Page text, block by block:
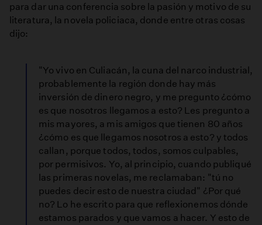
para dar una conferencia sobre la pasión y motivo de su
literatura, la novela policiaca, donde entre otras cosas
dijo:
"Yo vivo en Culiacán, la cuna del narco industrial,
probablemente la región donde hay más
inversión de dinero negro, y me pregunto ¿cómo
es que nosotros llegamos a esto? Les pregunto a
mis mayores, a mis amigos que tienen 80 años
¿cómo es que llegamos nosotros a esto? y todos
callan, porque todos, todos, somos culpables,
por permisivos. Yo, al principio, cuando publiqué
las primeras novelas, me reclamaban: "tú no
puedes decir esto de nuestra ciudad" ¿Por qué
no? Lo he escrito para que reflexionemos dónde
estamos parados y que vamos a hacer. Y esto de